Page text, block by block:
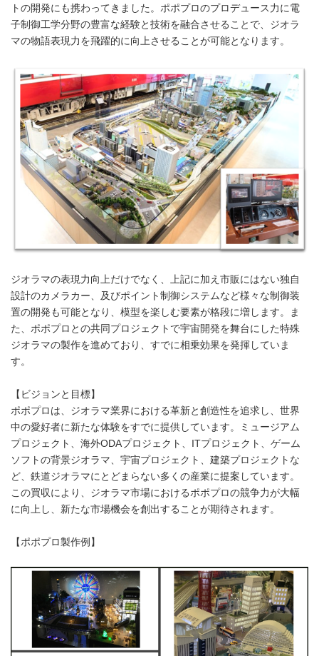
トの開発にも携わってきました。ポポプロのプロデュース力に電
子制御工学分野の豊富な経験と技術を融合させることで、ジオラ
マの物語表現力を飛躍的に向上させることが可能となります。
ジオラマの表現力向上だけでなく、上記に加え市販にはない独自
設計のカメラカー、及びポイント制御システムなど様々な制御装
置の開発も可能となり、模型を楽しむ要素が格段に増します。ま
た、ポポプロとの共同プロジェクトで宇宙開発を舞台にした特殊
ジオラマの製作を進めており、すでに相乗効果を発揮していま
す。
【ビジョンと目標】
ポポプロは、ジオラマ業界における革新と創造性を追求し、世界
中の愛好者に新たな体験をすでに提供しています。ミュージアム
プロジェクト、海外ODAプロジェクト、ITプロジェクト、ゲーム
ソフトの背景ジオラマ、宇宙プロジェクト、建築プロジェクトな
ど、鉄道ジオラマにとどまらない多くの産業に提案しています。
この買収により、ジオラマ市場におけるポポプロの競争力が大幅
に向上し、新たな市場機会を創出することが期待されます。
【ポポプロ製作例】